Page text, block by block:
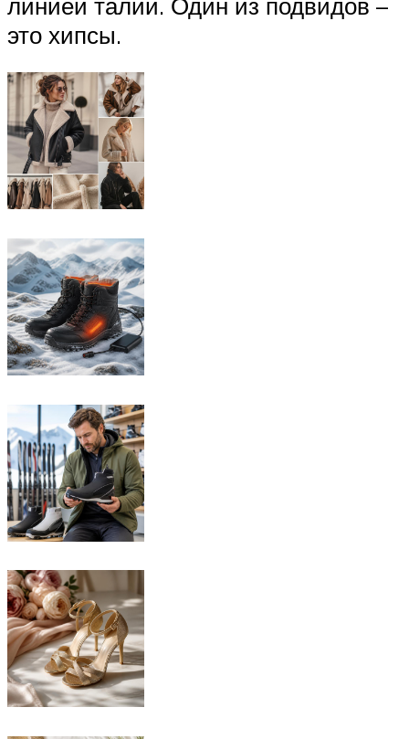
это хипсы.